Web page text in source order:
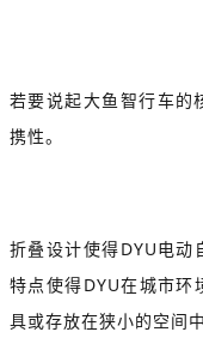
若要说起大鱼智行车的
携性。
折叠设计使得DYU电动
特点使得DYU在城市环
具或存放在狭小的空间中